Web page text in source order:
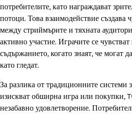
потребителите, като награждават
потоци. Това взаимодействие създава
между стриймърите и тяхната
активно участие. Играчите се
съдържанието, когато знаят, че могат
като гледат.
За разлика от традиционните системи
изискват обширна игра или покупки,
незабавно удовлетворение.